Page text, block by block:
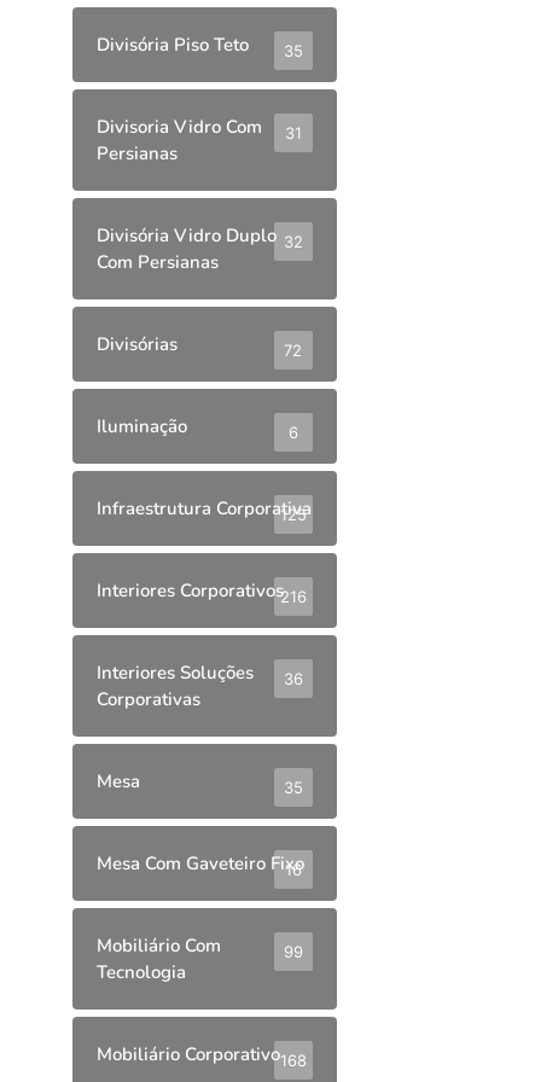
Divisória Piso Teto 35
Divisoria Vidro Com
Persianas
31
Divisória Vidro Duplo
Com Persianas
32
Divisórias 72
Iluminação 6
Infraestrutura Corporativa
125
Interiores Corporativos216
Interiores Soluções
Corporativas
36
Mesa 35
Mesa Com Gaveteiro Fixo
16
Mobiliário Com
Tecnologia
99
Mobiliário Corporativo168